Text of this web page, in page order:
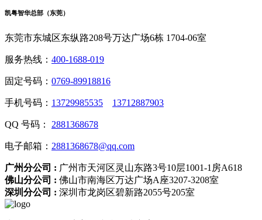
凯粤智华总部（东莞）
东莞市东城区东纵路208号万达广场6栋 1704-06室
服务热线： 400-1688-019
固定号码： 0769-89918816
手机号码： 13729985535 13712887903
QQ 号码： 2881368678
电子邮箱： 2881368678@qq.com
广州分公司 : 广州市天河区灵山东路3号10层1001-1房A618
佛山分公司 : 佛山市南海区万达广场A座3207-3208室
深圳分公司 : 深圳市龙岗区碧新路2055号205室